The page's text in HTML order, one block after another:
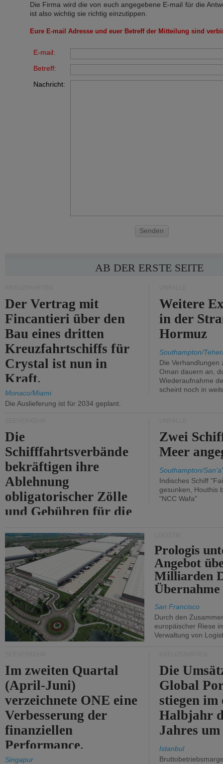
Die Firma wird die von euch angegebene E-mail für die
ist also wichtig sie richtig einzutippen.
Eure E-mail Adresse und euer Betreff der Mitteilung sind
E-mail:
Betreff:
Nachricht:
Senden
AB DER ERSTE SEITE
Der Vertrag mit
Fincantieri über den
Bau eines dritten
Kreuzfahrtschiffs für
Crystal ist nun in
Kraft.
Monaco/Miami
Die Auslieferung ist für 2034 geplant.
Weitere
in der
Hormuz
Southampton/
Die Verhandlungen
Oman dauern an,
Wiederaufnahme
scheint noch in
Die
Schifffahrtsverbände
bekräftigen ihre
Ablehnung
obligatorischer Zölle
und Gebühren für die
von Hormuz.
Zwei
Meer
Southampton/
Indisches Schiff
gesunken, Houthis
"NCC Wafa"
Prologis
Angebot
Milliarden
Übernahme
San Francisco
Durch den
europäischer Riese
Verwaltung von
Im zweiten Quartal
(April-Juni)
verzeichnete ONE eine
Verbesserung der
finanziellen
Performance.
Singapur
Die
Global
stiegen im
Halbjahr
Jahres
Istanbul